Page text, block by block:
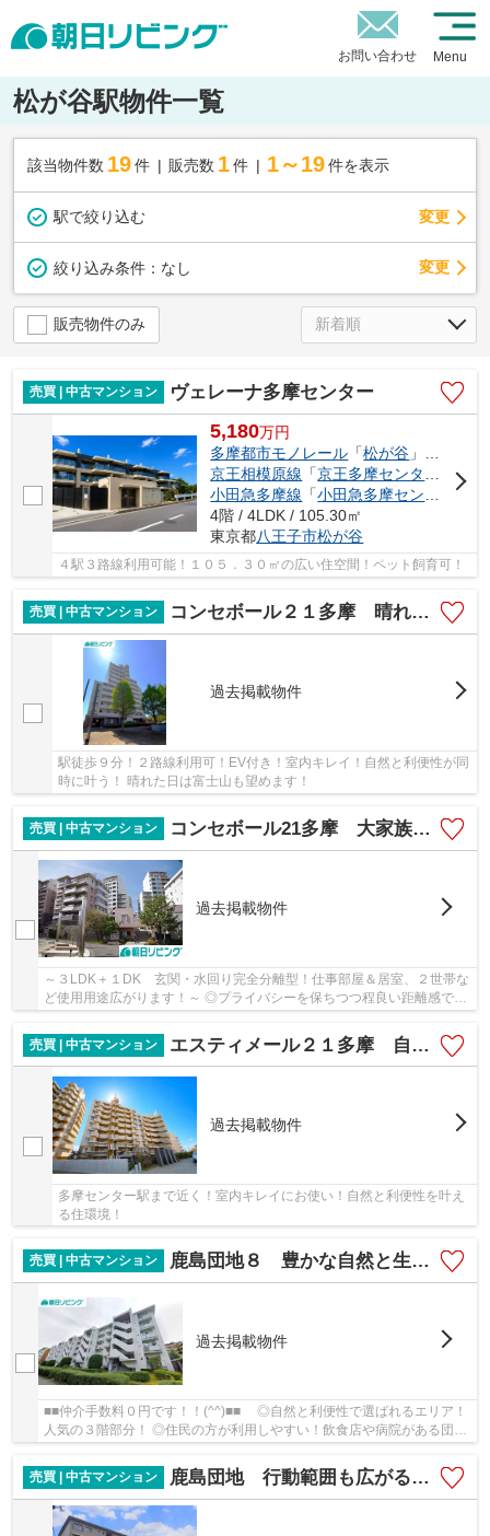
お問い合わせ Menu
松が谷駅物件一覧
該当物件数 19件 販売数 1 件 1～19 件を表示
駅で絞り込む 変更
絞り込み条件： なし 変更
販売物件のみ
売買 | 中古マンション ヴェレーナ多摩センター
5,180万円
多摩都市モノレール 「松が谷 」駅 徒歩9分
京王相模原線 「京王多摩センター
」駅
小田急多摩線 「小田急多摩センター
」駅
4階 / 4LDK / 105.30㎡
東京都八王子市松が谷
４駅３路線利用可能！１０５．３０㎡の広い住空間！ペット飼育可！
売買 | 中古マンション コンセボール２１多摩 晴れた日は富士山も望める優雅な住まい！
過去掲載物件
駅徒歩９分！２路線利用可！EV付き！室内キレイ！自然と利便性が同
時に叶う！ 晴れた日は富士山も望めます！
売買 | 中古マンション コンセボール21多摩 大家族も伸び伸び！生活動線が被らない！トイレ・お風呂・キッチン２か所！
過去掲載物件
～３LDK＋１DK 玄関・水回り完全分離型！仕事部屋＆居室、２世帯な
ど使用用途広がります！～ ◎プライバシーを保ちつつ程良い距離感での
生活が可能 ◎玄関・洗面・浴室・キッチン・居室...
売買 | 中古マンション
エスティメール２１多摩 自然と生活利便性を叶える住環境
過去掲載物件
多摩センター駅まで近く！室内キレイにお使い！自然と利便性を叶え
る住環境！
売買 | 中古マンション 鹿島団地８ 豊かな自然と生活利便性で選ばれる！駅チカ！３階部分！
過去掲載物件
■■仲介手数料０円です！！(^^)■■ ◎自然と利便性で選ばれるエリア！
人気の３階部分！ ◎住民の方が利用しやすい！飲食店や病院がある団地
売買 | 中古マンション
鹿島団地 行動範囲も広がる駅チカ物件！